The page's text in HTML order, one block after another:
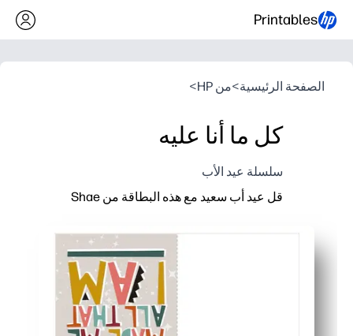
Printables
الصفحة الرئيسية>من HP >
كل ما أنا عليه
سلسلة عيد الأب
قل عيد أب سعيد مع هذه البطاقة من Shae